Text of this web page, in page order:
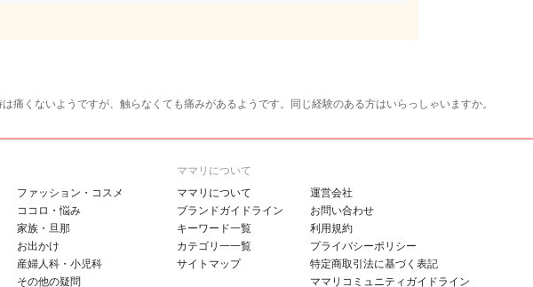
痛くないようですが、触らなくても痛みがあるようです。同じ経験のある方はいらっしゃいますか。
ファッション・コスメ
ココロ・悩み
家族・旦那
お出かけ
産婦人科・小児科
その他の疑問
ママリについて
ママリについて
ブランドガイドライン
キーワード一覧
カテゴリ一一覧
サイトマップ
運営会社
お問い合わせ
利用規約
プライバシーポリシー
特定商取引法に基づく表記
ママリコミュニティガイドライン